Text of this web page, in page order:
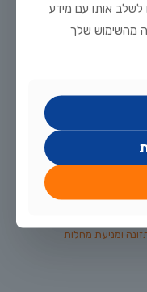
ומניעת מחלות
לשלב אותו עם מידע
מהשימוש שלך